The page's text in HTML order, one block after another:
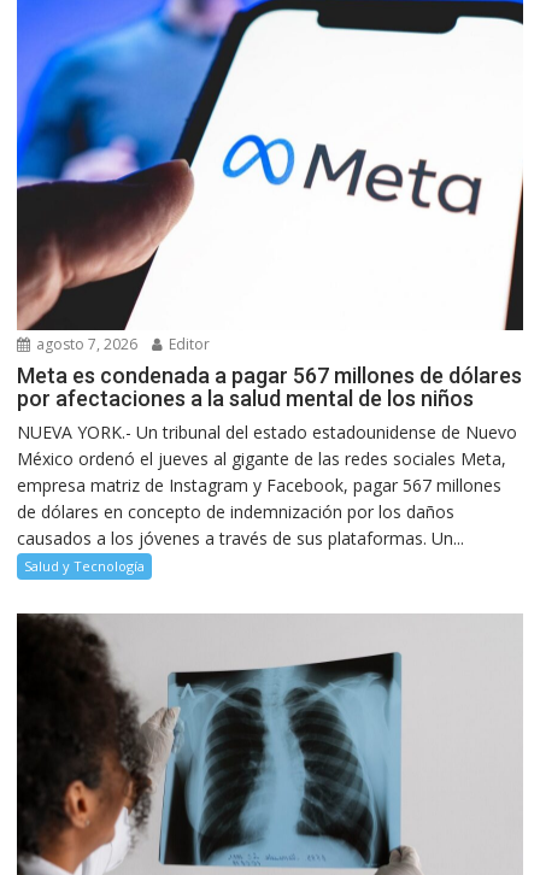
agosto 7, 2026 Editor
Meta es condenada a pagar 567 millones de dólares
por afectaciones a la salud mental de los niños
NUEVA YORK.- Un tribunal del estado estadounidense de Nuevo
México ordenó el jueves al gigante de las redes sociales Meta,
empresa matriz de Instagram y Facebook, pagar 567 millones
de dólares en concepto de indemnización por los daños
causados a los jóvenes a través de sus plataformas. Un...
Salud y Tecnología